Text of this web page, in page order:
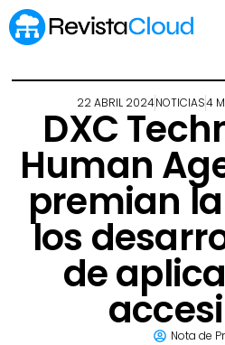
22 ABRIL 2024NOTICIAS4
DXC
Human
premian
los
de
Nota de